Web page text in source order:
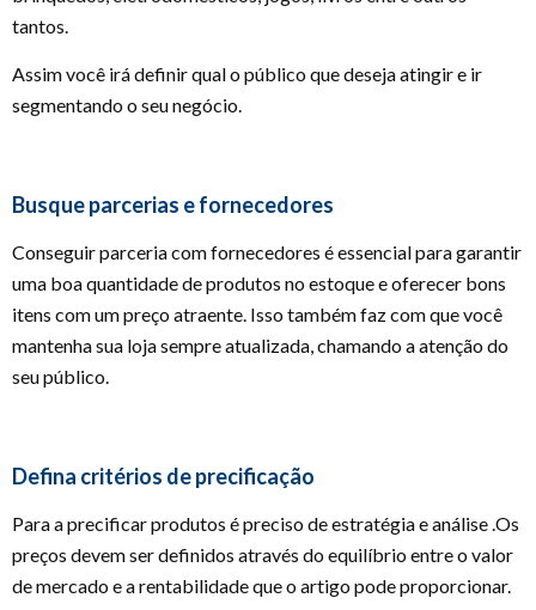
tantos.
Assim você irá definir qual o público que deseja atingir e ir
segmentando o seu negócio.
Busque parcerias e fornecedores
Conseguir parceria com fornecedores é essencial para garantir
uma boa quantidade de produtos no estoque e oferecer bons
itens com um preço atraente. Isso também faz com que você
mantenha sua loja sempre atualizada, chamando a atenção do
seu público.
Defina critérios de precificação
Para a precificar produtos é preciso de estratégia e análise .Os
preços devem ser definidos através do equilíbrio entre o valor
de mercado e a rentabilidade que o artigo pode proporcionar.